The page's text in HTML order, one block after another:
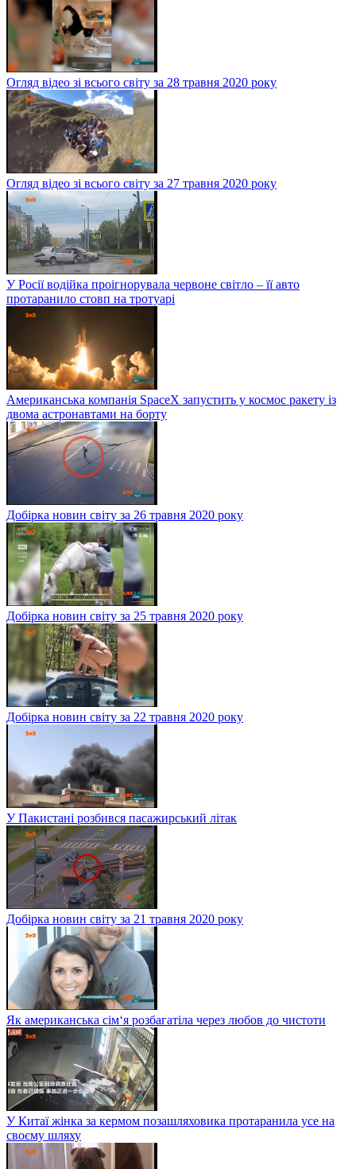
Огляд відео зі всього світу за 28 травня 2020 року
Огляд відео зі всього світу за 27 травня 2020 року
У Росії водійка проігнорувала червоне світло – її авто
протаранило стовп на тротуарі
Американська компанія SpaceX запустить у космос ракету із
двома астронавтами на борту
Добірка новин світу за 26 травня 2020 року
Добірка новин світу за 25 травня 2020 року
Добірка новин світу за 22 травня 2020 року
У Пакистані розбився пасажирський літак
Добірка новин світу за 21 травня 2020 року
Як американська сім‘я розбагатіла через любов до чистоти
У Китаї жінка за кермом позашляховика протаранила усе на
своєму шляху